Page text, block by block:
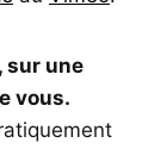
sur une
vous.